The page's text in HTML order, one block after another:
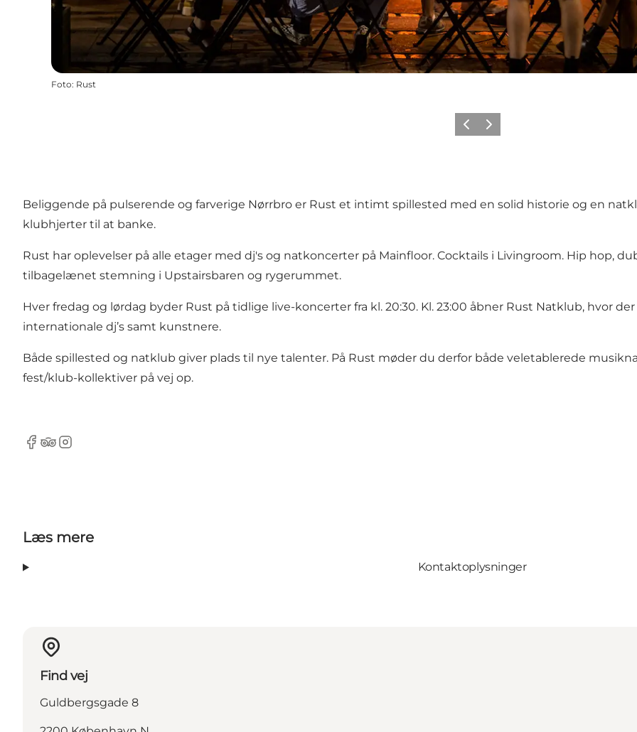
Foto: Rust
ForrigeNæste
Beliggende på pulserende og farverige Nørrbro er Rust et intimt spillested med en solid historie og en
klubhjerter til at banke.
Rust har oplevelser på alle etager med dj's og natkoncerter på Mainfloor. Cocktails i Livingroom. Hip hop,
tilbagelænet stemning i Upstairsbaren og rygerummet.
Hver fredag og lørdag byder Rust på tidlige live-koncerter fra kl. 20:30. Kl. 23:00 åbner Rust Natklub, hvor
internationale dj’s samt kunstnere.
Både spillested og natklub giver plads til nye talenter. På Rust møder du derfor både veletablerede
fest/klub-kollektiver på vej op.
Facebook
Tripadvisor
Instagram
Læs mere
Kontaktoplysninger
Find vej
Guldbergsgade 8